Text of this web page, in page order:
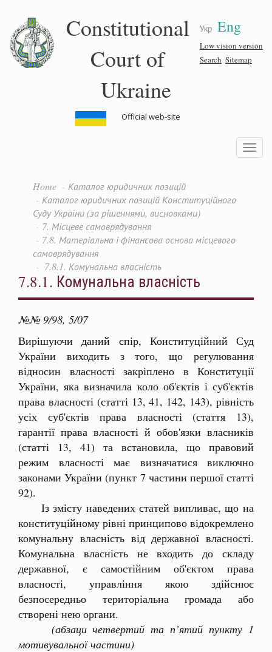
content
Укр Eng
Low vision version
Search Sitemap
Constitutional
Court of
Ukraine
Official web-site
Toggle
Home
Каталог юридичних позицій
Каталог юридичних позицій Конституційного
Суду України (за рішеннями, висновками)
7. Місцеве самоврядування
7.8. Матеріальна і фінансова основа місцевого
самоврядування
7.8.1. Комунальна власність
7.8.1. Комунальна власність
№№ 9/98, 5/07
Вирішуючи даний спір, Конституційний Суд
України виходить з того, що регулювання
відносин власності закріплено в Конституції
України, яка визначила коло об'єктів і суб'єктів
права власності (статті 13, 41, 142, 143), рівність
усіх суб'єктів права власності (стаття 13),
гарантії права власності й обов'язки власників
(статті 13, 41) та встановила, що правовий
режим власності має визначатися виключно
законами України (пункт 7 частини першої статті
92).
Із змісту наведених статей випливає, що на
конституційному рівні принципово відокремлено
комунальну власність від державної власності.
Комунальна власність не входить до складу
державної, є самостійним об'єктом права
власності, управління якою здійснює
безпосередньо територіальна громада або
створені нею органи.
(абзаци четвертий та п’ятий пункту 1
мотивувальної частини)